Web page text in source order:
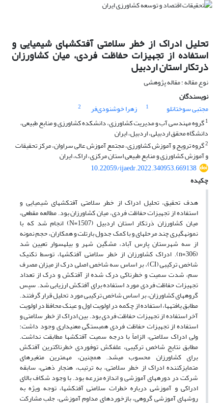
تحلیل ادراک از خطر سلامتی آفت‏کش‏های شیمیایی و
استفاده از تجهیزات حفاظت فردی، میان کشاورزان
ذرت‏کار استان اردبیل
نوع مقاله : مقاله پژوهشی
نویسندگان
مجتبی سوختانلو
1 زهرا خوشنودی‌فر
2
1گروه مهندسی آب و مدیریت کشاورزی، دانشکده کشاورزی و منابع طبیعی،
دانشگاه محقق اردبیلی، اردبیل، ایران
2گروه ترویج و آموزش کشاورزی، مجتمع آموزش عالی سراوان، مرکز تحقیقات
و آموزش کشاورزی و منابع طبیعی استان مرکزی، اراک، ایران
10.22059/ijaedr.2022.340953.669138
چکیده
هدف تحقیق، تحلیل ادراک از خطر سلامتی آفت‏کش‏های شیمیایی و
استفاده از تجهیزات حفاظت فردی، میان کشاورزان بود. مطالعه مقطعی،
میان کشاورزان ذرت‏کار استان اردبیل (N=1507) انجام شد که با
نمونه‏گیری چند مرحله‏ای و‏ با کمک جدول بارتلت و همکاران، حجم نمونه
از سه شهرستان پارس آباد، مشگین شهر و بیله‎سوار تعیین شد
(n=306). ادراک کشاورزان از خطر سلامتی آفت‏کش‏ها، توسط تکنیک
شاخص ترکیبی (CI)، بر اساس سه شاخص اصلی درک از میزان مصرف
سم، شدت سمیت و خطرناکی درک شده از آفت‏کش و درک از تعداد
تجهیزات حفاظت فردی مورد استفاده برای آفت‏کش ارزیابی شد. سپس
گروه‏های کشاورزان، بر اساس شاخص ترکیبی مورد تحلیل قرار گرفتند.
مطابق یافته‏ها، استفاده از چکمه در اولویت اول و عینک محافظ در اولویت
آخر استفاده از تجهیزات حفاظت فردی بود. بین ادراک از خطر سلامتی و
استفاده از تجهیزات حفاظت فردی همبستگی معنی‏داری وجود داشت؛
ولی ادراک سلامتی، الزاماً با درجه سمیت آفت‏کش‎ها مطابقت نداشت.
برای کشاورزان محسوب می‏شد. همچنین، مهم‏ترین متغیرهای
متمایزکننده ادراک از خطر سلامتی، به ترتیب، هنجار ذهنی، سابقه
شرکت در دوره­های آموزشی و اندازه مزرعه بود. با وجود شکاف بالای
ادراکی و آموزشی درباره خطرات سلامتی آفت‏کش‏ها، توجه ویژه به
روش‏های آموزشی گروهی، بازخوردهای مداوم آموزشی، جلب مشارکت